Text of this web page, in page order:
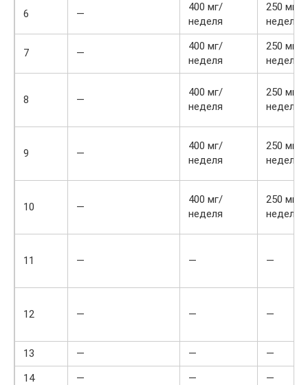
6 —
400 мг/
неделя
250 мг/
неделя
7 —
400 мг/
неделя
250 мг/
неделя
8 —
400 мг/
неделя
250 мг/
неделя
9 —
400 мг/
неделя
250 мг/
неделя
10 —
400 мг/
неделя
250 мг/
неделя
11 — — —
12 — — —
13 — —
—
14
— —
—